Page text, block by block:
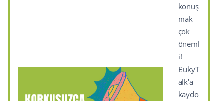
konuş
mak
çok
öneml
i!
BukyT
alk'a
kaydo